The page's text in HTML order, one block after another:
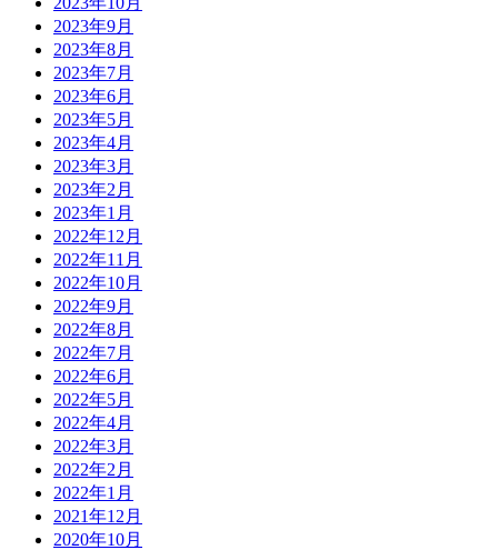
2023年9月
2023年8月
2023年7月
2023年6月
2023年5月
2023年4月
2023年3月
2023年2月
2023年1月
2022年12月
2022年11月
2022年10月
2022年9月
2022年8月
2022年7月
2022年6月
2022年5月
2022年4月
2022年3月
2022年2月
2022年1月
2021年12月
2020年10月